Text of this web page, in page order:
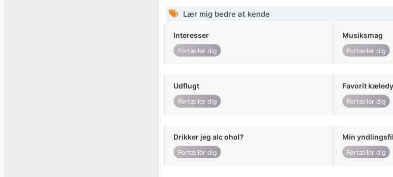
Lær mig bedre at kende
Interesser
Fortæller dig
Musiksmag
Fortæller dig
Udflugt
Fortæller dig
Favorit
Fortæller dig
Drikker jeg alc ohol?
Fortæller dig
Min
Fortæller dig